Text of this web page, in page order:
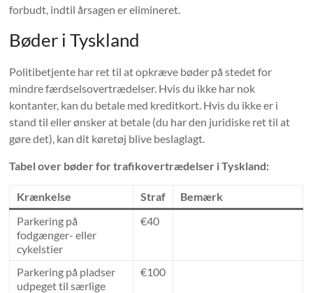
forbudt, indtil årsagen er elimineret.
Bøder i Tyskland
Politibetjente har ret til at opkræve bøder på stedet for
mindre færdselsovertrædelser. Hvis du ikke har nok
kontanter, kan du betale med kreditkort. Hvis du ikke er i
stand til eller ønsker at betale (du har den juridiske ret til at
gøre det), kan dit køretøj blive beslaglagt.
Tabel over bøder for trafikovertrædelser i Tyskland:
Krænkelse Straf
Bemærk
Parkering på
fodgænger- eller
cykelstier
€40
Parkering på pladser
udpeget til særlige
€100